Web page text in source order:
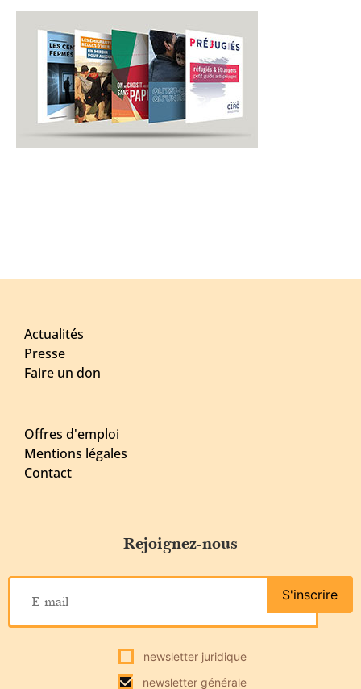
Actualités
Presse
Faire un don
Offres d'emploi
Mentions légales
Contact
Rejoignez-nous
newsletter juridique
newsletter générale
S'inscrire